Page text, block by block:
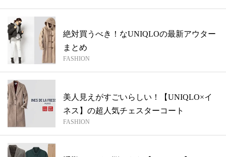
絶対買うべき！なUNIQLOの最新アウター
まとめ
FASHION
美人見えがすごいらしい！【UNIQLO×イ
ネス】の超人気チェスターコート
FASHION